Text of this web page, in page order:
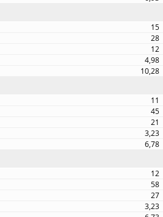
15
28
12
4,98
10,28
11
45
21
3,23
6,78
12
58
27
3,23